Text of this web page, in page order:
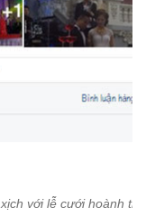
với lễ cưới hoành